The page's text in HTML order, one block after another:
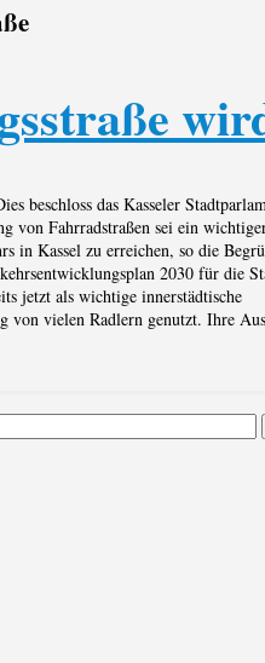
beschloss das Kasseler
von Fahrradstraßen sei ein
in Kassel zu erreichen, so die
2030 für die
jetzt als wichtige innerstädtische
von vielen Radlern genutzt. Ihre